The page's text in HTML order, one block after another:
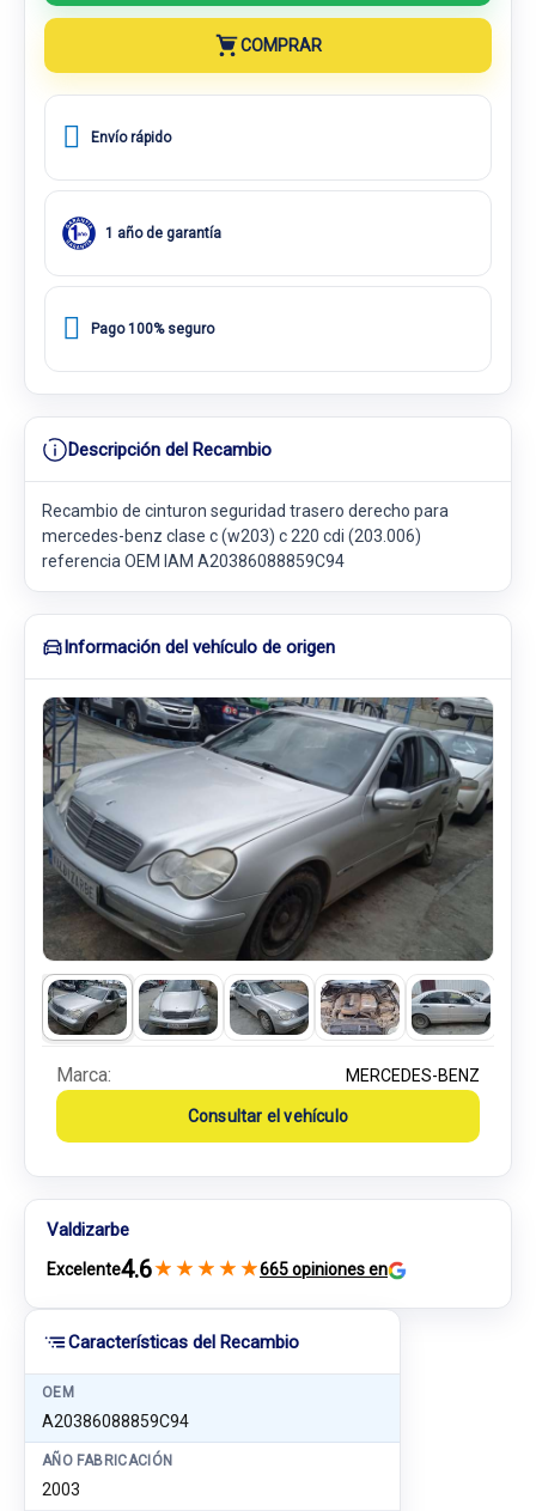
Características del Recambio
OEM
A20386088859C94
AÑO FABRICACIÓN
2003
COMPRAR
Envío rápido
1 año de garantía
Pago 100% seguro
Descripción del Recambio
Recambio de cinturon seguridad trasero derecho para
mercedes-benz clase c (w203) c 220 cdi (203.006)
referencia OEM IAM A20386088859C94
Información del vehículo de origen
Marca: MERCEDES-BENZ
Consultar el vehículo
Valdizarbe
Excelente4.6★ ★ ★ ★ ★665 opiniones en